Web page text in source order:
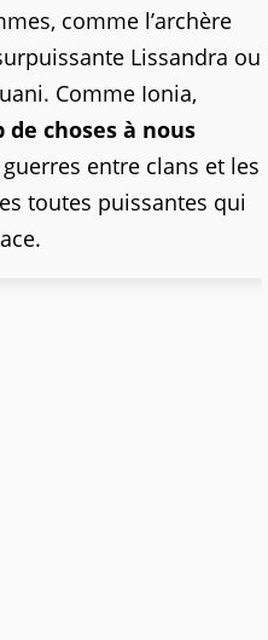
comme l’archère
Lissandra ou
Comme Ionia,
choses à nous
entre clans et les
toutes puissantes qui